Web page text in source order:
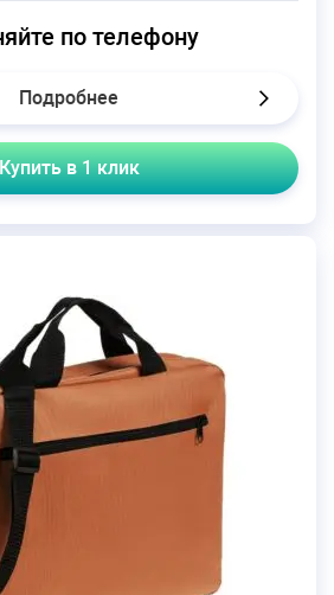
по телефону
Подробнее
в 1 клик